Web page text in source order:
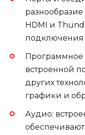
HDMI и
подключения
Программное
встроенной
других
графики и
Аудио: